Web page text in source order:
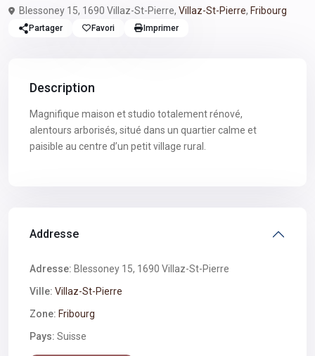
Blessoney 15, 1690 Villaz-St-Pierre, Villaz-St-Pierre, Fribourg
Partager Favori Imprimer
Description
Magnifique maison et studio totalement rénové,
alentours arborisés, situé dans un quartier calme et
paisible au centre d’un petit village rural.
Addresse
Adresse: Blessoney 15, 1690 Villaz-St-Pierre
Ville: Villaz-St-Pierre
Zone: Fribourg
Pays: Suisse